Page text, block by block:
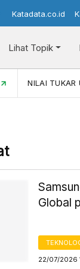
Katadata.co.id
Lihat Topik
INFLASI YOY
Global
22/07/2026